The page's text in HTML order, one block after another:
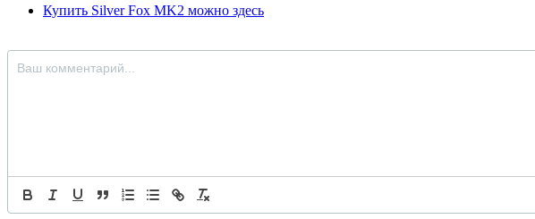
Купить Silver Fox MK2 можно здесь